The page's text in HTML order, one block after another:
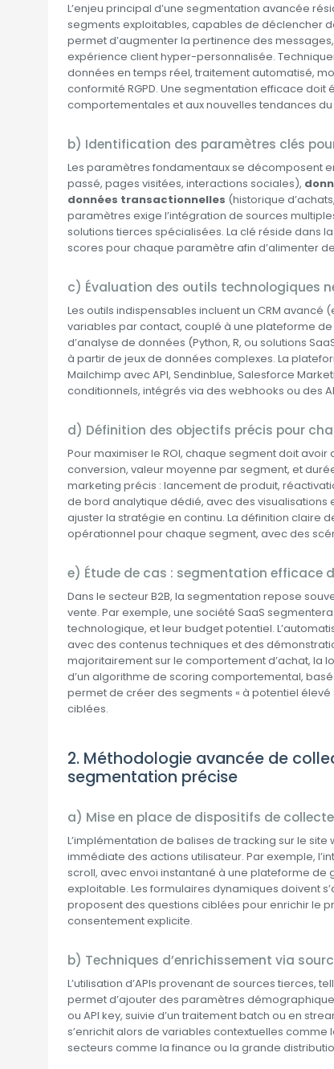
L’enjeu principal d’une segmentation avancée
segments exploitables, capables de déclencher
permet d’augmenter la pertinence des
expérience client hyper-personnalisée.
données en temps réel, traitement automatisé,
conformité RGPD. Une segmentation efficace
comportementales et aux nouvelles tendances
b) Identification des paramètres clés
Les paramètres fondamentaux se décomposent
passé, pages visitées, interactions sociales),
données transactionnelles (historique
paramètres exige l’intégration de sources
solutions tierces spécialisées. La clé réside dans
scores pour chaque paramètre afin d’alimenter
c) Évaluation des outils technologiques
Les outils indispensables incluent un CRM
variables par contact, couplé à une plateforme
d’analyse de données (Python, R, ou solutions
à partir de jeux de données complexes. La
Mailchimp avec API, Sendinblue, Salesforce
conditionnels, intégrés via des webhooks ou des
d) Définition des objectifs précis pour
Pour maximiser le ROI, chaque segment doit avoir
conversion, valeur moyenne par segment, et
marketing précis : lancement de produit,
de bord analytique dédié, avec des
ajuster la stratégie en continu. La définition claire
opérationnel pour chaque segment, avec des
e) Étude de cas : segmentation efficace
Dans le secteur B2B, la segmentation repose
vente. Par exemple, une société SaaS
technologique, et leur budget potentiel.
avec des contenus techniques et des
majoritairement sur le comportement d’achat, la
d’un algorithme de scoring comportemental,
permet de créer des segments « à potentiel
ciblées.
2. Méthodologie avancée de
segmentation précise
a) Mise en place de dispositifs de
L’implémentation de balises de tracking sur le
immédiate des actions utilisateur. Par exemple,
scroll, avec envoi instantané à une plateforme de
exploitable. Les formulaires dynamiques doivent
proposent des questions ciblées pour enrichir le
consentement explicite.
b) Techniques d’enrichissement via
L’utilisation d’APIs provenant de sources tierces,
permet d’ajouter des paramètres
ou API key, suivie d’un traitement batch ou en
s’enrichit alors de variables contextuelles
secteurs comme la finance ou la grande